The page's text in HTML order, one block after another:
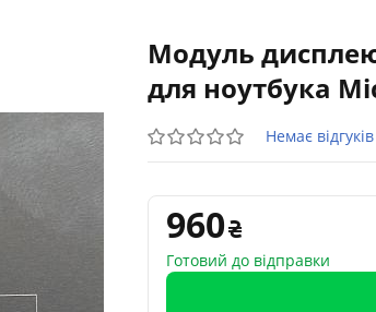
Модуль дисплею
для ноутбука
Немає відгуків
960
Готовий до відправки